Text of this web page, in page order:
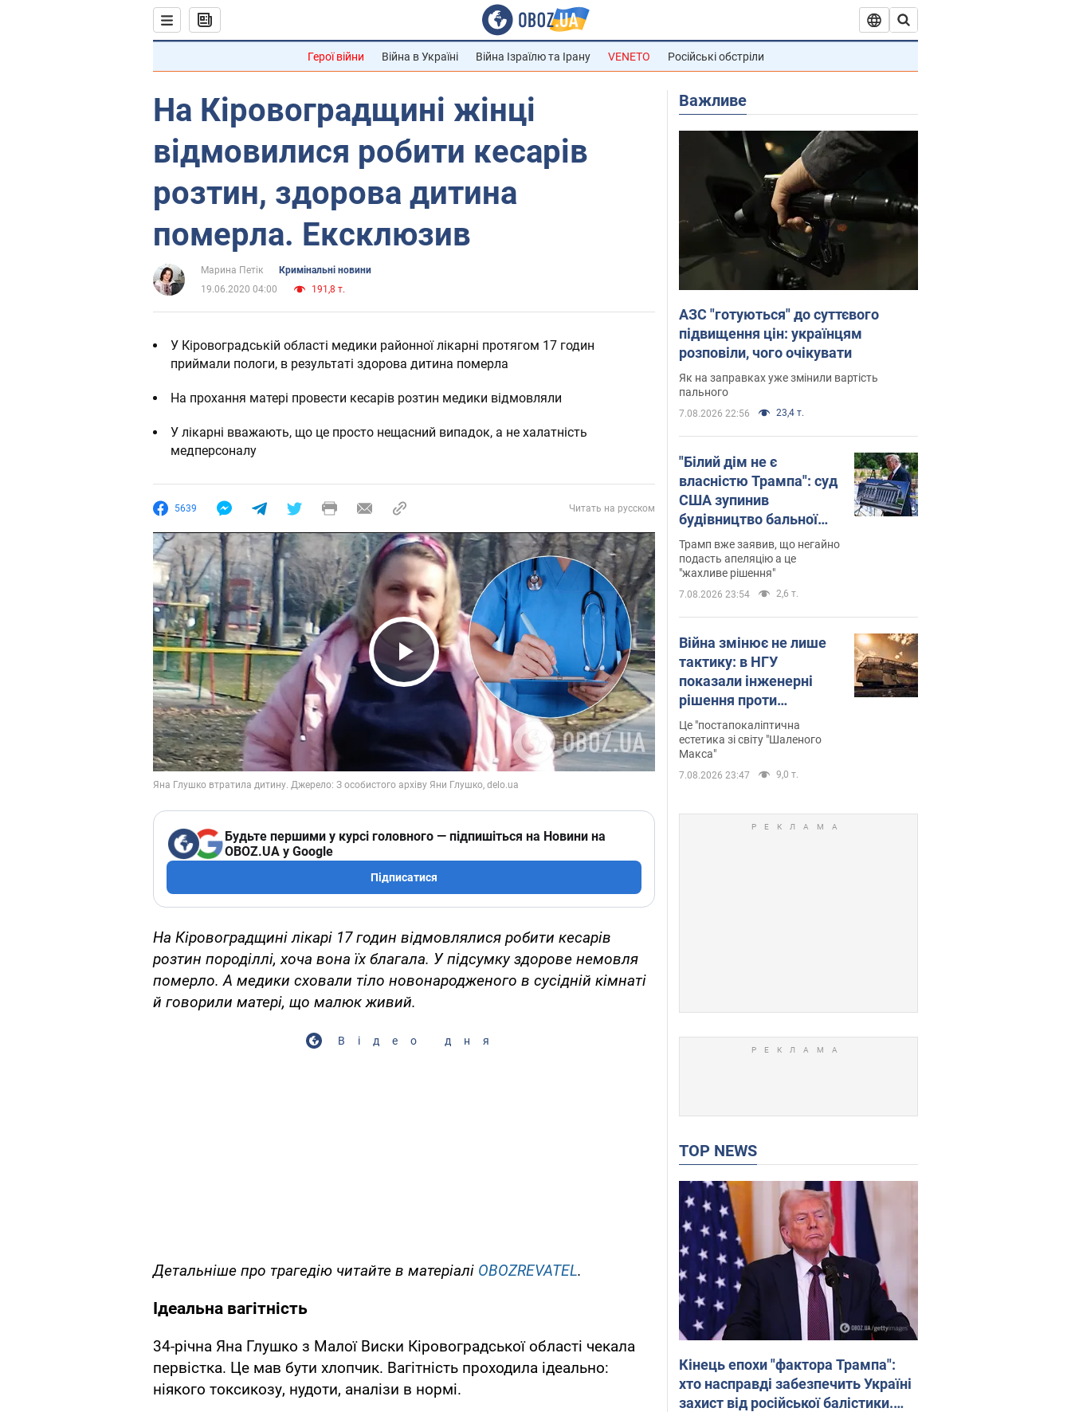
Герої війни Війна в Україні Війна Ізраїлю та Ірану VENETO Російські обстріли
На Кіровоградщині жінці
відмовилися робити кесарів
розтин, здорова дитина
померла. Ексклюзив
Марина Петік
Кримінальні новини
19.06.2020 04:00
191,8 т.
У Кіровоградській області медики районної лікарні протягом 17 годин
приймали пологи, в результаті здорова дитина померла
На прохання матері провести кесарів розтин медики відмовляли
У лікарні вважають, що це просто нещасний випадок, а не халатність
медперсоналу
5639 Читать на русском
Play Video
Будьте першими у курсі головного — підпишіться на Новини на
OBOZ.UA у Google
Підписатися
На Кіровоградщині лікарі 17 годин відмовлялися робити кесарів
розтин породіллі, хоча вона їх благала. У підсумку здорове немовля
померло. А медики сховали тіло новонародженого в сусідній кімнаті
й говорили матері, що малюк живий.
Відео дня
Детальніше про трагедію читайте в матеріалі OBOZREVATEL.
Ідеальна вагітність
34-річна Яна Глушко з Малої Виски Кіровоградської області чекала
первістка. Це мав бути хлопчик. Вагітність проходила ідеально:
ніякого токсикозу, нудоти, аналізи в нормі.
Важливе
АЗС "готуються" до суттєвого
підвищення цін: українцям
розповіли, чого очікувати
Як на заправках уже змінили вартість
пального
7.08.2026 22:56 23,4 т.
"Білий дім не є
власністю Трампа": суд
США зупинив
будівництво бальної
зали за $400 млн
Трамп вже заявив, що негайно
подасть апеляцію а це
"жахливе рішення"
7.08.2026 23:54 2,6 т.
Війна змінює не лише
тактику: в НГУ
показали інженерні
рішення проти
російських FPV-дронів.
Фото
Це "постапокаліптична
естетика зі світу "Шаленого
Макса"
7.08.2026 23:47 9,0 т.
TOP NEWS
Кінець епохи "фактора Трампа":
хто насправді забезпечить Україні
захист від російської балістики.